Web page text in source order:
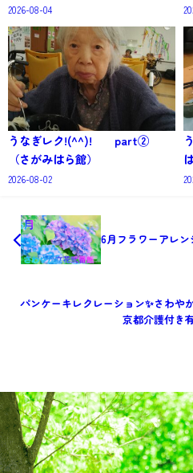
2026-08-04
うなぎレク!(^^)! part②
（さがみはら館）
2026-08-02
6月フラワーアレン
パンケーキレクレーション✨さわ
京都介護付き